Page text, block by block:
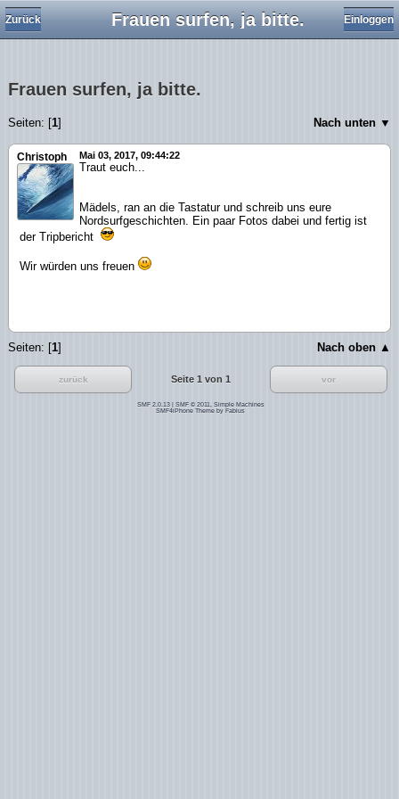
Frauen surfen, ja bitte.
Zurück Einloggen
Frauen surfen, ja bitte.
Seiten: [1] Nach unten ▼
Christoph Mai 03, 2017, 09:44:22
Traut euch...
Mädels, ran an die Tastatur und schreib uns eure
Nordsurfgeschichten. Ein paar Fotos dabei und fertig ist
der Tripbericht
Wir würden uns freuen
Seiten: [1] Nach oben ▲
zurück Seite 1 von 1 vor
SMF 2.0.13| SMF © 2011
Simple Machines
SMF4iPhone Theme by Fabius